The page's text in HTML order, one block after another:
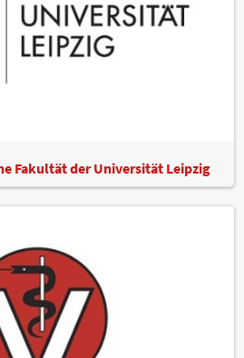
Fakultät der Universität Leipzig